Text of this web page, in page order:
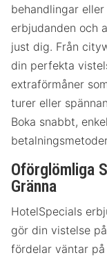
behandlingar
erbjudanden och
just dig. Från
din perfekta
extraförmåner
turer eller
Boka snabbt,
Oförglömliga
Gränna
HotelSpecials
gör din vistelse
fördelar väntar